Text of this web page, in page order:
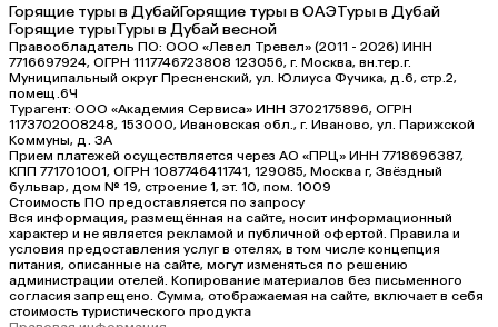
Горящие туры в ДубайГорящие туры в ОАЭТуры в Дубай
Горящие турыТуры в Дубай весной
Правообладатель ПО: ООО «Левел Тревел» (2011 - 2026) ИНН
7716697924, ОГРН 1117746723808 123056, г. Москва, вн.тер.г.
Муниципальный округ Пресненский, ул. Юлиуса Фучика, д.6, стр.2,
помещ.6Ч
Турагент: ООО «Академия Сервиса» ИНН 3702175896, ОГРН
1173702008248, 153000, Ивановская обл., г. Иваново, ул. Парижской
Коммуны, д. ЗА
Прием платежей осуществляется через АО «ПРЦ» ИНН 7718696387,
КПП 771701001, ОГРН 1087746411741, 129085, Москва г, Звёздный
бульвар, дом № 19, строение 1, эт. 10, пом. 1009
Стоимость ПО предоставляется по запросу
Вся информация, размещённая на сайте, носит информационный
характер и не является рекламой и публичной офертой. Правила и
условия предоставления услуг в отелях, в том числе концепция
питания, описанные на сайте, могут изменяться по решению
администрации отелей. Копирование материалов без письменного
согласия запрещено. Сумма, отображаемая на сайте, включает в себя
стоимость туристического продукта